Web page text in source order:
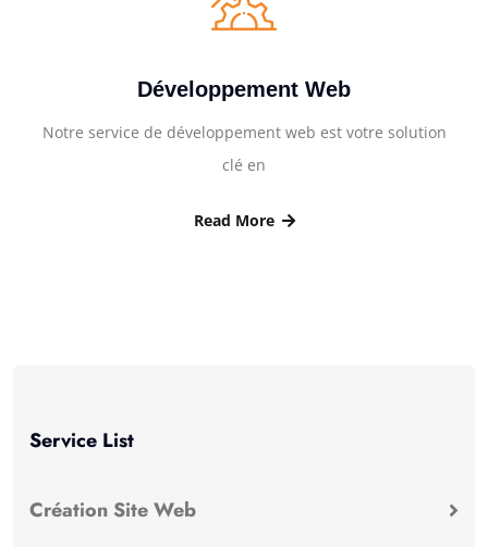
Développement Web
Notre service de développement web est votre solution
clé en
Read More
Service List
Création Site Web